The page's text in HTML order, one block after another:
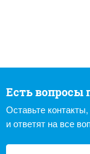
Есть вопросы
Оставьте
и ответят на все